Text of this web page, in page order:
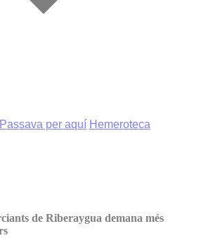
Passava per aquí Hemeroteca
de Riberaygua demana més